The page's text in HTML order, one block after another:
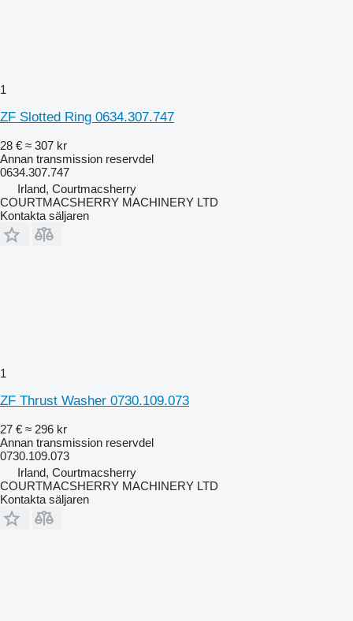
1
ZF Slotted Ring 0634.307.747
28 € ≈ 307 kr
Annan transmission reservdel
0634.307.747
Irland, Courtmacsherry
COURTMACSHERRY MACHINERY LTD
Kontakta säljaren
1
ZF Thrust Washer 0730.109.073
27 € ≈ 296 kr
Annan transmission reservdel
0730.109.073
Irland, Courtmacsherry
COURTMACSHERRY MACHINERY LTD
Kontakta säljaren